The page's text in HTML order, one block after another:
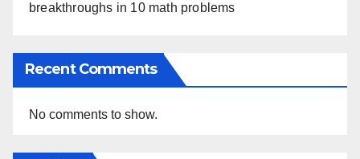
breakthroughs in 10 math problems
Recent Comments
No comments to show.